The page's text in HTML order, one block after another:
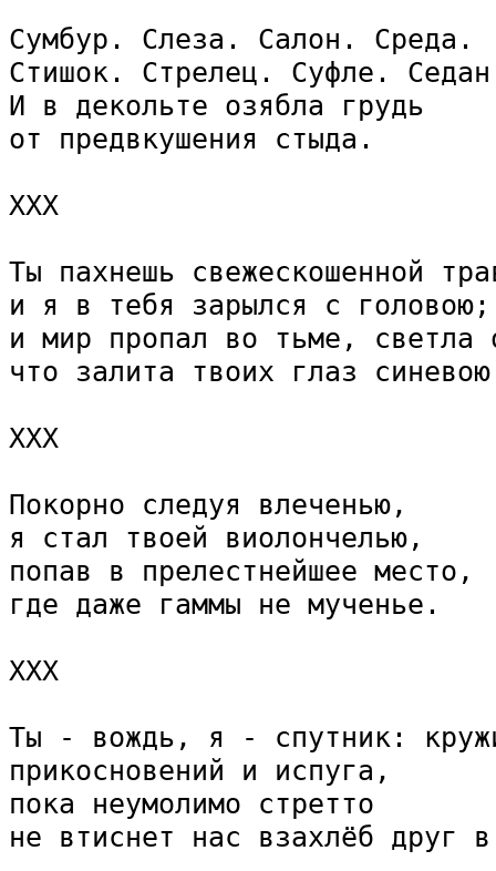
Сумбур. Слеза. Салон. Среда.
Стишок. Стрелец. Суфле.
И в декольте озябла грудь
от предвкушения стыда.
ХХХ
Ты пахнешь свежескошенной
и я в тебя зарылся с головою;
и мир пропал во тьме, светла
что залита твоих глаз
ХХХ
Покорно следуя влеченью,
я стал твоей виолончелью,
попав в прелестнейшее место,
где даже гаммы не мученье.
ХХХ
Ты - вождь, я - спутник:
прикосновений и испуга,
пока неумолимо стретто
не втиснет нас взахлёб друг